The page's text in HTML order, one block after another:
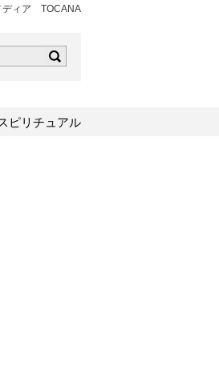
ディア TOCANA
ピリチュアル